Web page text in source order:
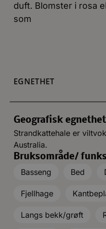
duft. Blomster i rosa
som
EGNETHET
Geografisk
Strandkattehale er
Australia.
Bruksområde/
Basseng
Bed
Fjellhage
Langs bekk/grøft